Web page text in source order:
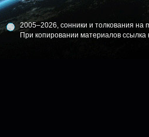
2005–2026, сонники и толкования на
При копировании материалов ссылка